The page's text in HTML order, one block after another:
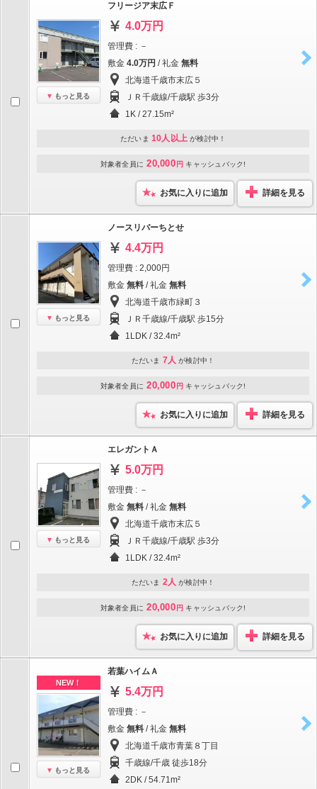
もっと見る
フリージア末広Ｆ
4.0万円
管理費 : －
敷金 4.0万円 / 礼金 無料
北海道千歳市末広５
ＪＲ千歳線/千歳駅 歩3分
1K / 27.15m²
ただいま 10人以上 が検討中！
対象者全員に 20,000 円 キャッシュバック!
お気に入りに追加 詳細を見る
もっと見る
ノースリバーちとせ
4.4万円
管理費 : 2,000円
敷金 無料 / 礼金 無料
北海道千歳市緑町３
ＪＲ千歳線/千歳駅 歩15分
1LDK / 32.4m²
ただいま 7人 が検討中！
対象者全員に 20,000 円 キャッシュバック!
お気に入りに追加 詳細を見る
もっと見る
エレガントＡ
5.0万円
管理費 : －
敷金 無料 / 礼金 無料
北海道千歳市末広５
ＪＲ千歳線/千歳駅 歩3分
1LDK / 32.4m²
ただいま 2人 が検討中！
対象者全員に 20,000 円 キャッシュバック!
お気に入りに追加 詳細を見る
NEW！
もっと見る
若葉ハイムＡ
5.4万円
管理費 : －
敷金 無料 / 礼金 無料
北海道千歳市青葉８丁目
千歳線/千歳 徒歩18分
2DK / 54.71m²